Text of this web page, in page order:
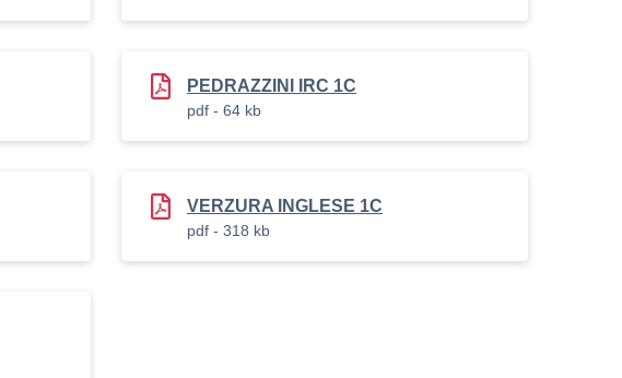
PEDRAZZINI IRC 1C
pdf - 64 kb
VERZURA INGLESE 1C
pdf - 318 kb